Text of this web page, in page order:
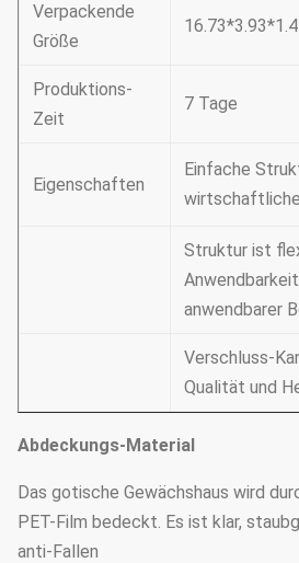
Verpackende
Größe
Produktions-
Zeit
7 Tage
Eigenschaften
Einfache
Struktur ist
anwendbarer
Verschluss-
Qualität und
Abdeckungs-Material
Das gotische Gewächshaus wird
PET-Film bedeckt. Es ist klar,
anti-Fallen